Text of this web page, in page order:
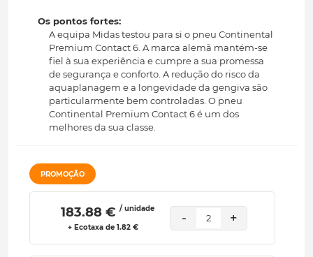
Os pontos fortes:
A equipa Midas testou para si o pneu Continental
Premium Contact 6. A marca alemã mantém-se
fiel à sua experiência e cumpre a sua promessa
de segurança e conforto. A redução do risco da
aquaplanagem e a longevidade da gengiva são
particularmente bem controladas. O pneu
Continental Premium Contact 6 é um dos
melhores da sua classe.
PROMOÇÃO
183.88 € / unidade
+ Ecotaxa de 1.82 €
- 2 +